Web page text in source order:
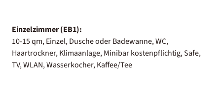
Einzelzimmer (EB1):
10-15 qm, Einzel, Dusche oder Badewanne, WC,
Haartrockner, Klimaanlage, Minibar kostenpflichtig, Safe,
TV, WLAN, Wasserkocher, Kaffee/Tee